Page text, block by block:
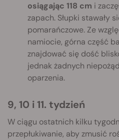
osiągając 118 cm i
zapach. Słupki stawały
pomarańczowe. Ze
namiocie, górna część
znajdować się dość
jednak żadnych
oparzenia.
9, 10 i 11. tydzień
W ciągu ostatnich kilku
przepłukiwanie, aby zmusić